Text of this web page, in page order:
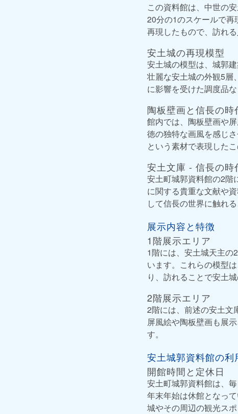
この資料館は、中世の
20分の1のスケールで
再現したもので、訪れ
安土城の再現模型
安土城の模型は、城郭
壮麗な安土城の外観5層
に影響を受けた調度品
陶板壁画と信長の
館内では、陶板壁画や
徳の独特な画風を感じ
という素材で表現した
安土文庫 - 信長の時
安土町城郭資料館の2階
に関する貴重な文献や
して信長の世界に触れ
展示内容と特徴
1階展示エリア
1階には、安土城天主の
います。これらの模型
り、訪れることで安土
2階展示エリア
2階には、前述の安土文
屏風絵や陶板壁画も展
す。
安土城郭資料館の利
開館時間と定休日
安土町城郭資料館は、
年末年始は休館となっ
城やその周辺の観光ス